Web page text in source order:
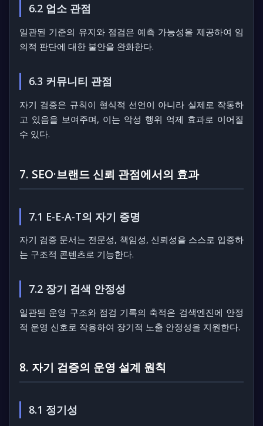
6.2 업소 관점
일관된 기준의 유지와 점검은 예측 가능성을 제공하여 임
의적 판단에 대한 불안을 완화한다.
6.3 커뮤니티 관점
자기 검증은 규칙이 형식적 선언이 아니라 실제로 작동하
고 있음을 보여주며, 이는 악성 행위 억제 효과로 이어질
수 있다.
7. SEO·브랜드 신뢰 관점에서의 효과
7.1 E-E-A-T의 자기 증명
자기 검증 문서는 전문성, 책임성, 신뢰성을 스스로 입증하
는 구조적 콘텐츠로 기능한다.
7.2 장기 검색 안정성
일관된 운영 구조와 점검 기록의 축적은 검색엔진에 안정
적 운영 신호로 작용하여 장기적 노출 안정성을 지원한다.
8. 자기 검증의 운영 설계 원칙
8.1 정기성